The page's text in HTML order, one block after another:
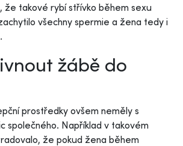
že takové rybí střívko během sexu
všechny spermie a žena tedy i
žábě do
prostředky ovšem neměly s
společného. Například v takovém
že pokud žena během